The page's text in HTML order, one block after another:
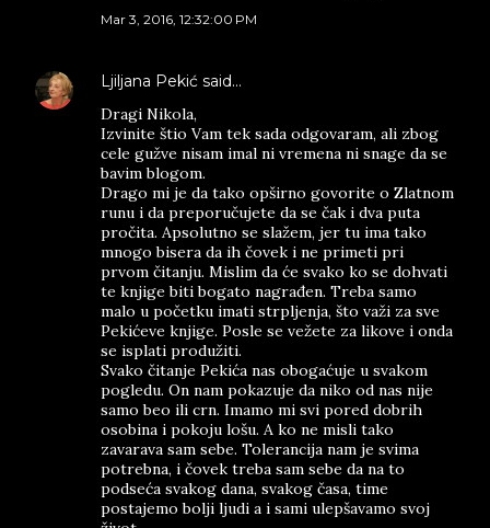
Mar 3, 2016, 12:32:00 PM
Ljiljana Pekić said…
Dragi Nikola,
Izvinite štio Vam tek sada odgovaram, ali zbog
cele gužve nisam imal ni vremena ni snage da se
bavim blogom.
Drago mi je da tako opširno govorite o Zlatnom
runu i da preporučujete da se čak i dva puta
pročita. Apsolutno se slažem, jer tu ima tako
mnogo bisera da ih čovek i ne primeti pri
prvom čitanju. Mislim da će svako ko se dohvati
te knjige biti bogato nagrađen. Treba samo
malo u početku imati strpljenja, što važi za sve
Pekićeve knjige. Posle se vežete za likove i onda
se isplati produžiti.
Svako čitanje Pekića nas obogaćuje u svakom
pogledu. On nam pokazuje da niko od nas nije
samo beo ili crn. Imamo mi svi pored dobrih
osobina i pokoju lošu. A ko ne misli tako
zavarava sam sebe. Tolerancija nam je svima
potrebna, i čovek treba sam sebe da na to
podseća svakog dana, svakog časa, time
postajemo bolji ljudi a i sami ulepšavamo svoj